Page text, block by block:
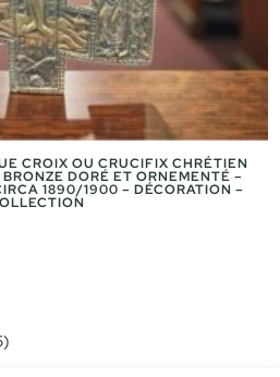
CROIX OU CRUCIFIX CHRÉTIEN
DORÉ ET ORNEMENTÉ –
1890/1900 – DÉCORATION –
345